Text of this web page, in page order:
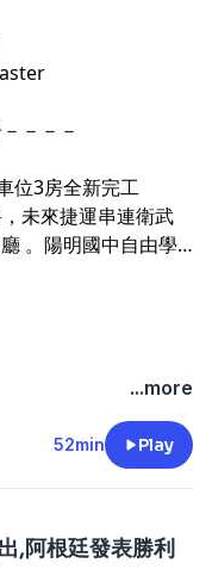
－－－
位3房全新完工
未來捷運串連衛武
。陽明國中自由學
...more
52min Play
,阿根廷發表勝利